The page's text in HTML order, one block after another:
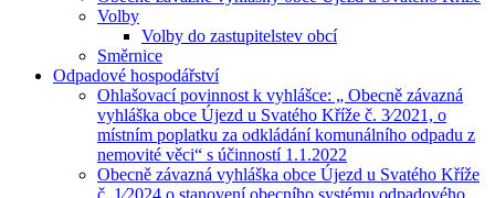
Volby
Volby do zastupitelstev obcí
Směrnice
Odpadové hospodářství
Ohlašovací povinnost k vyhlášce: „ Obecně závazná
vyhláška obce Újezd u Svatého Kříže č. 3⁄2021, o
místním poplatku za odkládání komunálního odpadu z
nemovité věci“ s účinností 1.1.2022
Obecně závazná vyhláška obce Újezd u Svatého Kříže
č. 1⁄2024 o stanovení obecního systému odpadového